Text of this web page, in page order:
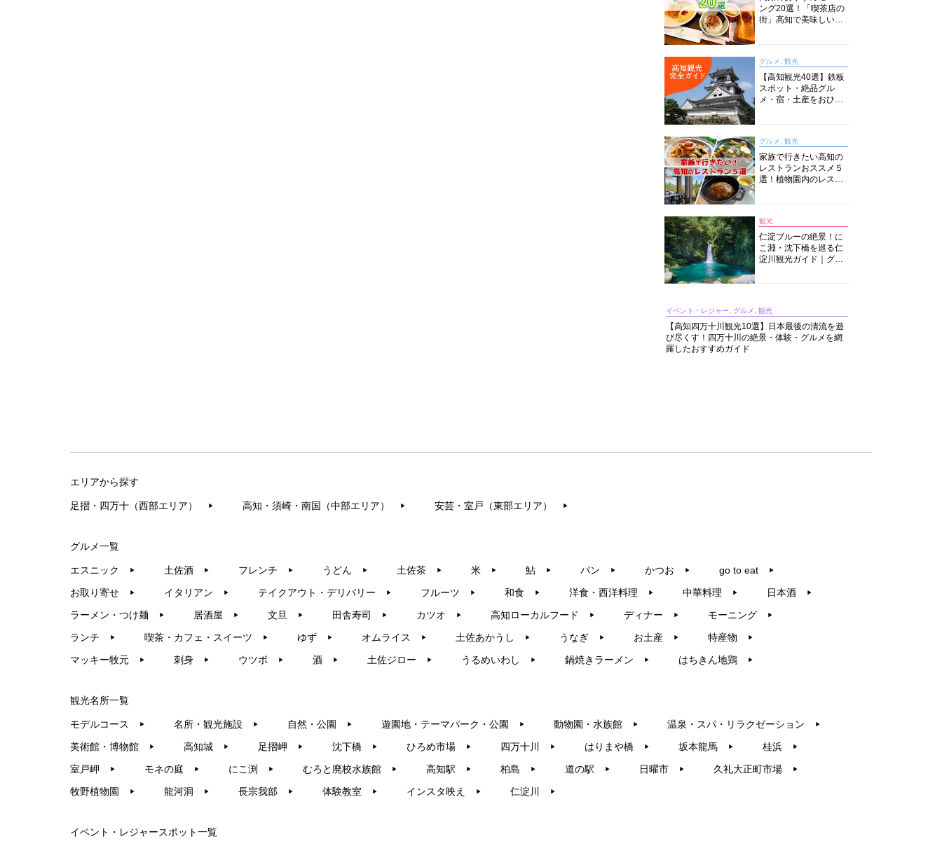
ング20選！「喫茶店の
街」高知で美味しい喫
グルメ, 観光
【高知観光40選】鉄板
スポット・絶品グル
メ・宿・土産をおひと
グルメ, 観光
家族で行きたい高知の
レストランおススメ５
選！植物園内のレスト
観光
仁淀ブルーの絶景！に
こ淵・沈下橋を巡る仁
淀川観光ガイド｜グル
イベント・レジャー, グルメ, 観光
【高知四万十川観光10選】日本最後の清流を遊
び尽くす！四万十川の絶景・体験・グルメを網
羅したおすすめガイド
エリアから探す
足摺・四万十（西部エリア） ▶︎ 高知・須崎・南国（中部エリア） ▶︎ 安芸・室戸（東部エリア） ▶︎
グルメ一覧
エスニック ▶︎ 土佐酒 ▶︎ フレンチ ▶︎ うどん ▶︎ 土佐茶 ▶︎ 米 ▶︎ 鮎 ▶︎ パン ▶︎ かつお ▶︎ go to eat ▶︎
お取り寄せ ▶︎ イタリアン ▶︎ テイクアウト・デリバリー ▶︎ フルーツ ▶︎ 和食 ▶︎ 洋食・西洋料理 ▶︎ 中華料理 ▶︎ 日本酒 ▶︎
ラーメン・つけ麺 ▶︎ 居酒屋 ▶︎ 文旦 ▶︎ 田舎寿司 ▶︎ カツオ ▶︎ 高知ローカルフード ▶︎ ディナー ▶︎ モーニング ▶︎
ランチ ▶︎ 喫茶・カフェ・スイーツ ▶︎ ゆず ▶︎ オムライス ▶︎ 土佐あかうし ▶︎ うなぎ ▶︎ お土産 ▶︎ 特産物 ▶︎
マッキー牧元 ▶︎ 刺身 ▶︎ ウツボ ▶︎ 酒 ▶︎ 土佐ジロー ▶︎ うるめいわし ▶︎ 鍋焼きラーメン ▶︎ はちきん地鶏 ▶︎
観光名所一覧
モデルコース ▶︎ 名所・観光施設 ▶︎ 自然・公園 ▶︎ 遊園地・テーマパーク・公園 ▶︎ 動物園・水族館 ▶︎ 温泉・スパ・リラクゼーション ▶︎
美術館・博物館 ▶︎ 高知城 ▶︎ 足摺岬 ▶︎ 沈下橋 ▶︎ ひろめ市場 ▶︎ 四万十川 ▶︎ はりまや橋 ▶︎ 坂本龍馬 ▶︎ 桂浜 ▶︎
室戸岬 ▶︎ モネの庭 ▶︎ にこ渕 ▶︎ むろと廃校水族館 ▶︎ 高知駅 ▶︎ 柏島 ▶︎ 道の駅 ▶︎ 日曜市 ▶︎ 久礼大正町市場 ▶︎
牧野植物園 ▶︎ 龍河洞 ▶︎ 長宗我部 ▶︎ 体験教室 ▶︎ インスタ映え ▶︎ 仁淀川 ▶︎
イベント・レジャースポット一覧